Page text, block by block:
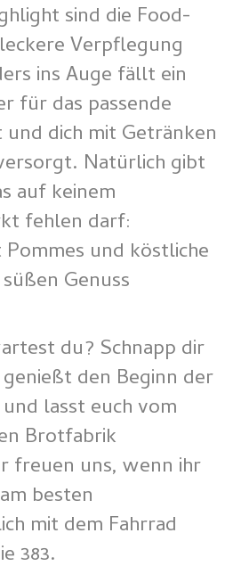
sind die Food-
Verpflegung
ins Auge fällt ein
für das passende
dich mit Getränken
Natürlich gibt
auf keinem
fehlen darf:
und köstliche
Genuss
du? Schnapp dir
den Beginn der
lasst euch vom
Brotfabrik
freuen uns, wenn ihr
besten
mit dem Fahrrad
383.